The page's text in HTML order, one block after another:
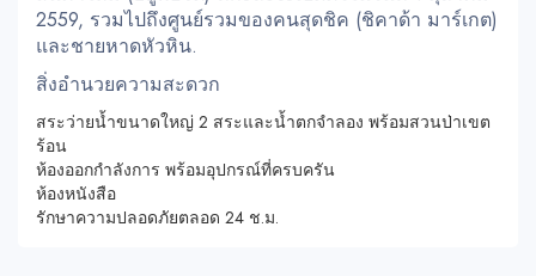
2559, รวมไปถึงศูนย์รวมของคนสุดชิค (ชิคาด้า มาร์เกต)
และชายหาดหัวหิน.
สิ่งอำนวยความสะดวก
สระว่ายน้ำขนาดใหญ่ 2 สระและน้ำตกจำลอง พร้อมสวนป่าเขต
ร้อน
ห้องออกกำลังการ พร้อมอุปกรณ์ที่ครบครัน
ห้องหนังสือ
รักษาความปลอดภัยตลอด 24 ช.ม.